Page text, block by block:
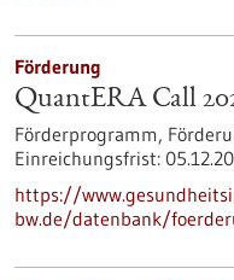
Förderung
QuantERA Call
Förderprogramm,
Einreichungsfrist:
https://
bw.de/datenbank/